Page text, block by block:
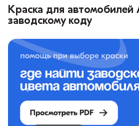
Краска для автомобилей
заводскому коду